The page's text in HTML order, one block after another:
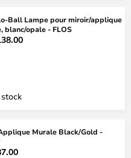
Ball Lampe pour miroir/applique
blanc/opale - FLOS
Murale Black/Gold -